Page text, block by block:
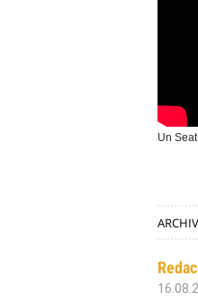
Un